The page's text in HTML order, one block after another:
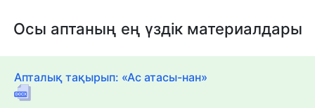
Осы аптаның ең үздік материалдары
Апталық тақырып: «Ас атасы-нан»